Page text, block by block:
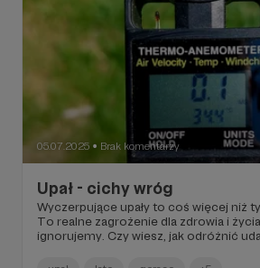
05.07.2025 ● Brak komentarzy
Upał - cichy wróg
Wyczerpujące upały to coś więcej niż
To realne zagrożenie dla zdrowia i
ignorujemy. Czy wiesz, jak odróżnić
złota? Przeczytaj nasz przewodnik i